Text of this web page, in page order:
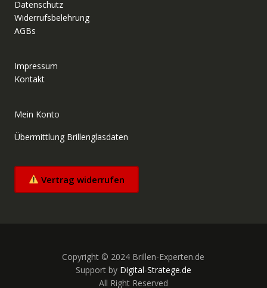
Datenschutz
Widerrufsbelehrung
AGBs
Impressum
Kontakt
Mein Konto
Übermittlung Brillenglasdaten
Vertrag widerrufen
Copyright © 2024 Brillen-Experten.de
Support by Digital-Stratege.de
All Right Reserved